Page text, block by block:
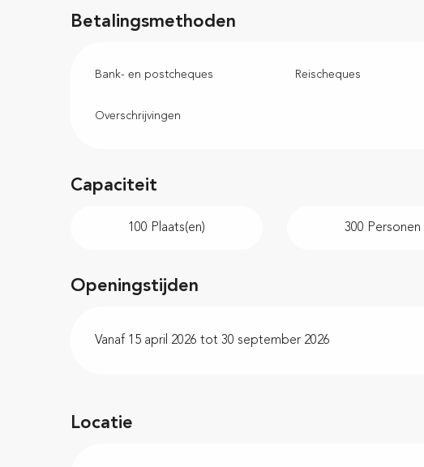
Betalingsmethoden
Bank- en postcheques Reischeques
Overschrijvingen
Capaciteit
100 Plaats(en) 300 Personen
Openingstijden
Vanaf 15 april 2026 tot 30 september 2026
Locatie